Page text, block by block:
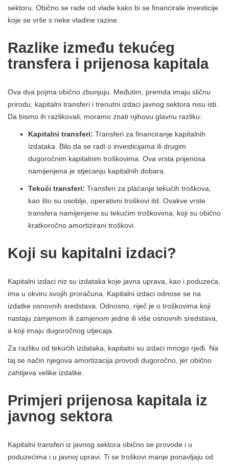
sektoru. Obično se rade od vlade kako bi se financirale investicije
koje se vrše s neke vladine razine.
Razlike između tekućeg
transfera i prijenosa kapitala
Ova dva pojma obično zbunjuju. Međutim, premda imaju sličnu
prirodu, kapitalni transferi i trenutni izdaci javnog sektora nisu isti.
Da bismo ih razlikovali, moramo znati njihovu glavnu razliku:
Kapitalni transferi: Transferi za financiranje kapitalnih
izdataka. Bilo da se radi o investicijama ili drugim
dugoročnim kapitalnim troškovima. Ova vrsta prijenosa
namijenjena je stjecanju kapitalnih dobara.
Tekući transferi: Transferi za plaćanje tekućih troškova,
kao što su osoblje, operativni troškovi itd. Ovakve vrste
transfera namijenjene su tekućim troškovima, koji su obično
kratkoročno amortizirani troškovi.
Koji su kapitalni izdaci?
Kapitalni izdaci niz su izdataka koje javna uprava, kao i poduzeća,
ima u okviru svojih proračuna. Kapitalni izdaci odnose se na
izdatke osnovnih sredstava. Odnosno, riječ je o troškovima koji
nastaju zamjenom ili zamjenom jedne ili više osnovnih sredstava,
a koji imaju dugoročnog utjecaja.
Za razliku od tekućih izdataka, kapitalni su izdaci mnogo rjeđi. Na
taj se način njegova amortizacija provodi dugoročno, jer obično
zahtijeva velike izdatke.
Primjeri prijenosa kapitala iz
javnog sektora
Kapitalni transferi iz javnog sektora obično se provode i u
poduzećima i u javnoj upravi. Ti se troškovi manje ponavljaju od